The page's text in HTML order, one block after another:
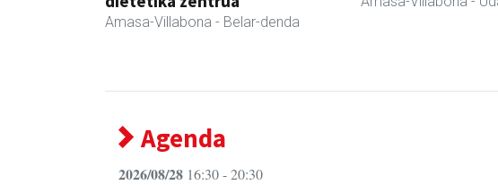
Amasa-Villabona - Belar-denda
Agenda
2026/08/28 16:30 - 20:30